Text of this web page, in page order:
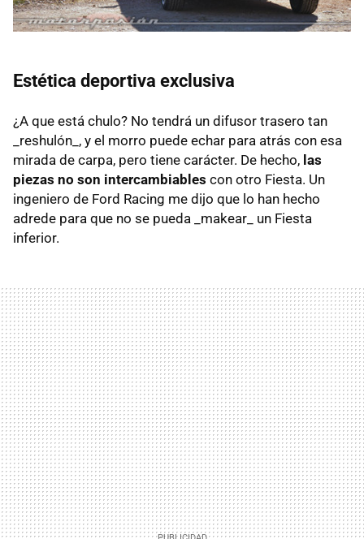
Estética deportiva exclusiva
¿A que está chulo? No tendrá un difusor trasero tan
_reshulón_, y el morro puede echar para atrás con esa
mirada de carpa, pero tiene carácter. De hecho, las
piezas no son intercambiables con otro Fiesta. Un
ingeniero de Ford Racing me dijo que lo han hecho
adrede para que no se pueda _makear_ un Fiesta
inferior.